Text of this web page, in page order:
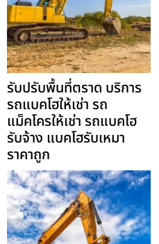
รับปรับพื้นที่ตราด บริการ
รถแบคโฮให้เช่า รถ
แม็คโครให้เช่า รถแบคโฮ
รับจ้าง แบคโฮรับเหมา
ราคาถูก